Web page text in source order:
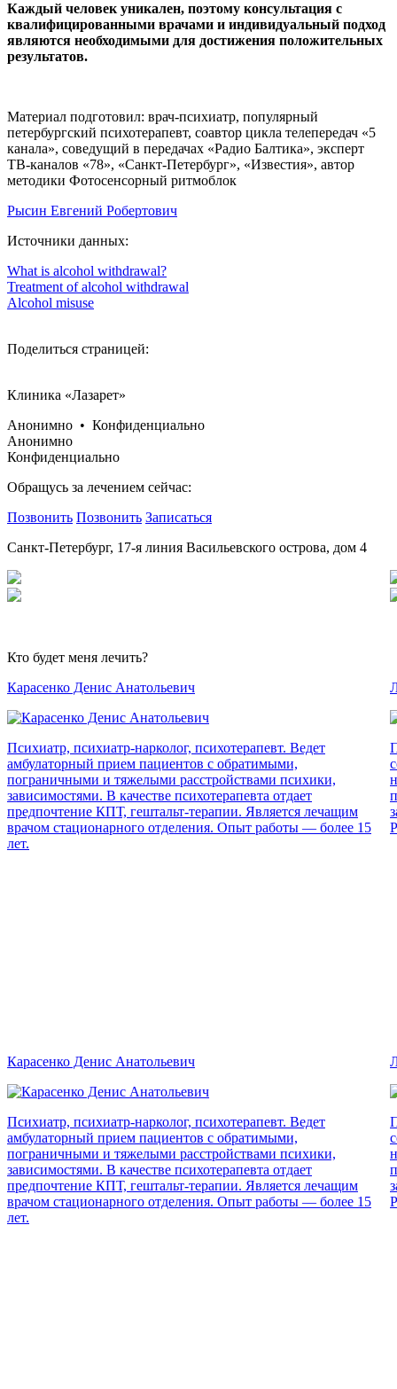
Каждый человек уникален, поэтому консультация с
квалифицированными врачами и индивидуальный подход
являются необходимыми для достижения положительных
результатов.
Материал подготовил: врач-психиатр, популярный
петербургский психотерапевт, соавтор цикла телепередач «5
канала», соведущий в передачах «Радио Балтика», эксперт
ТВ-каналов «78», «Санкт-Петербург», «Известия», автор
методики Фотосенсорный ритмоблок
Рысин Евгений Робертович
Источники данных:
What is alcohol withdrawal?
Treatment of alcohol withdrawal
Alcohol misuse
Поделиться страницей:
Клиника «Лазарет»
Анонимно • Конфиденциально
Анонимно
Конфиденциально
Обращусь за лечением сейчас:
Позвонить Позвонить Записаться
Санкт-Петербург, 17-я линия Васильевского острова, дом 4
Кто будет меня лечить?
Карасенко Денис Анатольевич
Психиатр, психиатр-нарколог, психотерапевт. Ведет
амбулаторный прием пациентов с обратимыми,
пограничными и тяжелыми расстройствами психики,
зависимостями. В качестве психотерапевта отдает
предпочтение КПТ, гештальт-терапии. Является лечащим
врачом стационарного отделения. Опыт работы — более 15
лет.
Карасенко Денис Анатольевич
Психиатр, психиатр-нарколог, психотерапевт. Ведет
амбулаторный прием пациентов с обратимыми,
пограничными и тяжелыми расстройствами психики,
зависимостями. В качестве психотерапевта отдает
предпочтение КПТ, гештальт-терапии. Является лечащим
врачом стационарного отделения. Опыт работы — более 15
лет.